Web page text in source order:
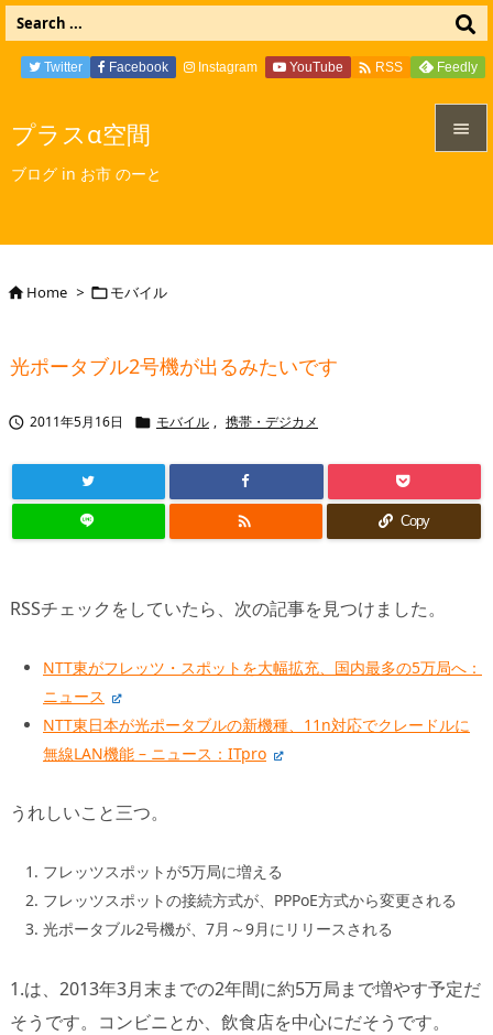
プラスα空間
ブログ in お市 のーと

Twitter Facebook Instagram YouTube  RSS Feedly
Home > モバイル
光ポータブル2号機が出るみたいです
 2011年5月16日  モバイル , 携帯・デジカメ
 Copy
RSSチェックをしていたら、次の記事を見つけました。
NTT東がフレッツ・スポットを大幅拡充、国内最多の5万局へ：
ニュース
NTT東日本が光ポータブルの新機種、11n対応でクレードルに
無線LAN機能 – ニュース：ITpro
うれしいこと三つ。
フレッツスポットが5万局に増える
フレッツスポットの接続方式が、PPPoE方式から変更される
光ポータブル2号機が、7月～9月にリリースされる
1.は、2013年3月末までの2年間に約5万局まで増やす予定だ
そうです。コンビニとか、飲食店を中心にだそうです。